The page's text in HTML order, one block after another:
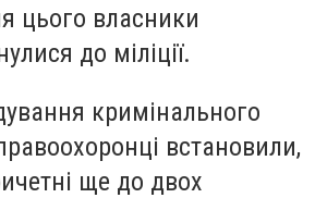
цього власники
до міліції.
кримінального
встановили,
ще до двох